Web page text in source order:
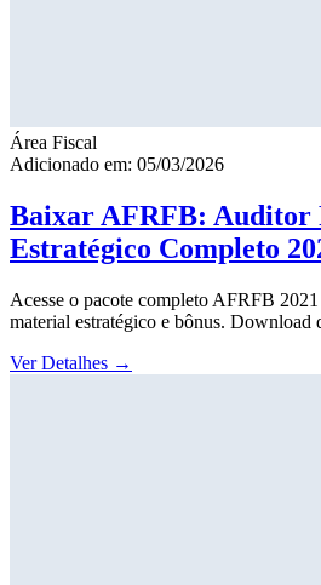
Área Fiscal
Adicionado em: 05/03/2026
Baixar AFRFB: Auditor
Estratégico Completo
Acesse o pacote completo AFRFB
material estratégico e bônus. Download
Ver Detalhes →